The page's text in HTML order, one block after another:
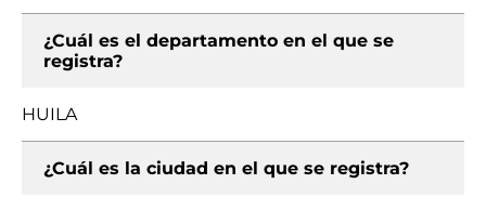
¿Cuál es el departamento en el que se
registra?
HUILA
¿Cuál es la ciudad en el que se registra?